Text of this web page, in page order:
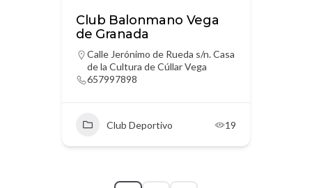
Club Balonmano Vega
de Granada
Calle Jerónimo de Rueda s/n. Casa
de la Cultura de Cúllar Vega
657997898
Club Deportivo 19